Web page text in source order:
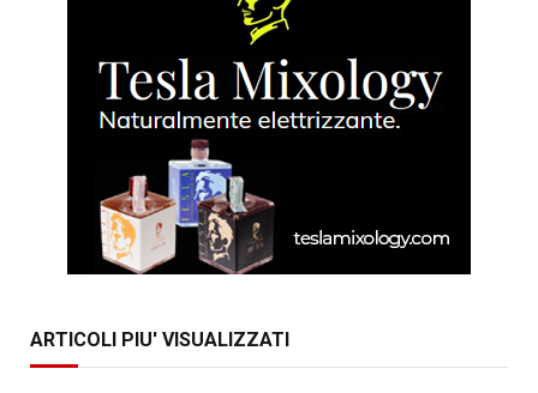
ARTICOLI PIU' VISUALIZZATI